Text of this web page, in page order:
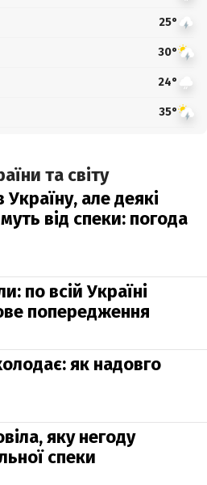
25°
30°
24°
35°
та світу
але деякі
від спеки: погода
по всій Україні
попередження
як надовго
яку негоду
спеки